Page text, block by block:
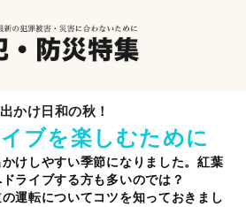
かけ日和の秋！
ブを楽しむために
けしやすい季節になりました。紅葉
ライブする方も多いのでは？
運転についてコツを知っておきまし